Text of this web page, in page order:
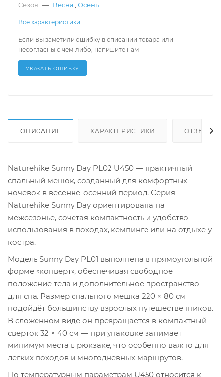
Сезон — Весна Осень
Все характеристики
Если Вы заметили ошибку в описании товара или
несогласны с чем-либо, напишите нам
УКАЗАТЬ ОШИБКУ
ОПИСАНИЕ ХАРАКТЕРИСТИКИ ОТЗЫВЫ
Naturehike Sunny Day PL02 U450 — практичный
спальный мешок, созданный для комфортных
ночёвок в весенне-осенний период. Серия
Naturehike Sunny Day ориентирована на
межсезонье, сочетая компактность и удобство
использования в походах, кемпинге или на отдыхе у
костра.
Модель Sunny Day PL01 выполнена в прямоугольной
форме «конверт», обеспечивая свободное
положение тела и дополнительное пространство
для сна. Размер спального мешка 220 × 80 см
подойдёт большинству взрослых путешественников.
В сложенном виде он превращается в компактный
сверток 32 × 40 см — при упаковке занимает
минимум места в рюкзаке, что особенно важно для
лёгких походов и многодневных маршрутов.
По температурным параметрам U450 относится к